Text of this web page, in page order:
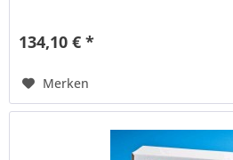
134,10 € *
Merken